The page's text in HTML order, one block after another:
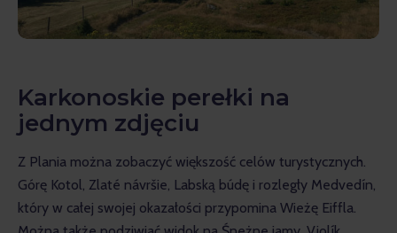
Karkonoskie perełki na
jednym zdjęciu
Z Plania można zobaczyć większość celów turystycznych.
Górę Kotol, Zlaté návršie, Labską búdę i rozległy Medvedín,
który w całej swojej okazałości przypomina Wieżę Eiffla.